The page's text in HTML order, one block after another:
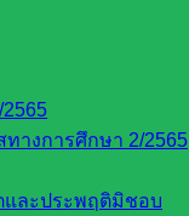
ทางการศึกษา 2/2565
และประพฤติมิชอบ